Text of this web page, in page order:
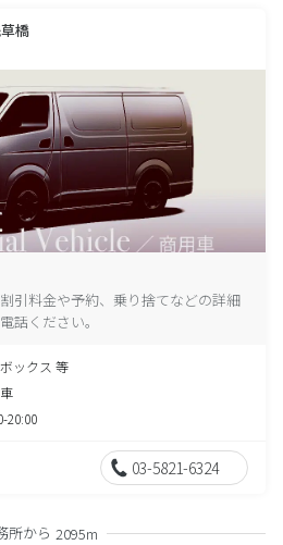
橋
引料金や予約、乗り捨てなどの詳細
話ください。
ックス 等
20:00
03-5821-6324
所から 2095m